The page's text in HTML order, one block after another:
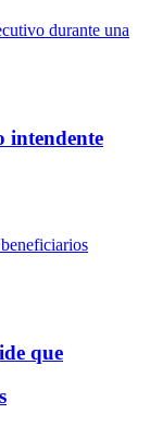
intendente
que